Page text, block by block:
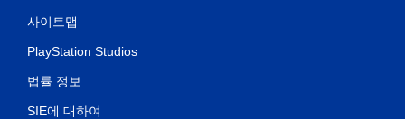
사이트맵
PlayStation Studios
법률 정보
SIE에 대하여